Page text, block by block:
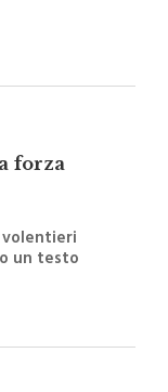
forza
volentieri
un testo